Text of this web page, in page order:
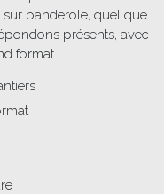
sur banderole, quel que
présents, avec
format :